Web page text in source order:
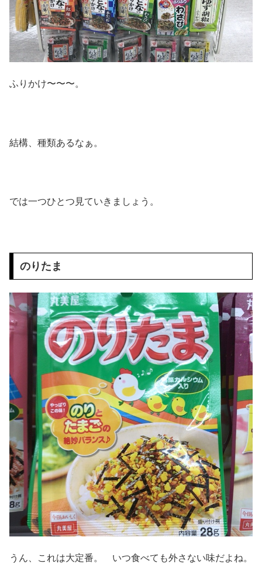
ふりかけ〜〜〜。
結構、種類あるなぁ。
では一つひとつ見ていきましょう。
のりたま
うん、これは大定番。 いつ食べても外さない味だよね。